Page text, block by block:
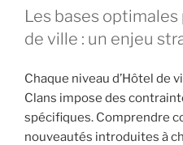
Les bases
de ville : un enjeu
Chaque niveau d’Hôtel de
Clans impose des
spécifiques. Comprendre
nouveautés introduites à